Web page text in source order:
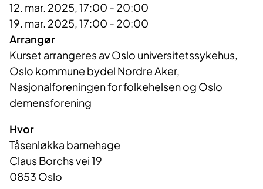
12. mar. 2025, 17:00 - 20:00
19. mar. 2025, 17:00 - 20:00
Arrangør
Kurset arrangeres av Oslo universitetssykehus,
Oslo kommune bydel Nordre Aker,
Nasjonalforeningen for folkehelsen og Oslo
demensforening
Hvor
Tåsenløkka barnehage
Claus Borchs vei 19
0853 Oslo